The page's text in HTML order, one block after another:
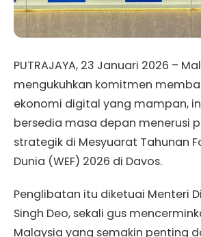
PUTRAJAYA, 23 Januari 2026 –
mengukuhkan komitmen
ekonomi digital yang mampan,
bersedia masa depan menerusi
strategik di Mesyuarat Tahunan
Dunia (WEF) 2026 di Davos.
Penglibatan itu diketuai Menteri
Singh Deo, sekali gus
Malaysia yang semakin penting